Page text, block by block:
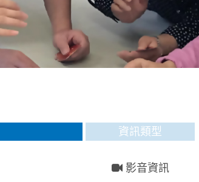
資訊類型
影音資訊